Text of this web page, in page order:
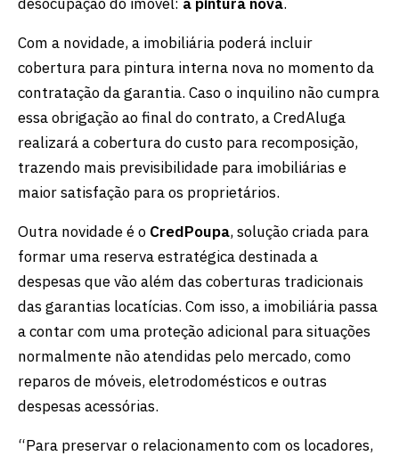
Com a novidade, a imobiliária poderá incluir
cobertura para pintura interna nova no momento da
contratação da garantia. Caso o inquilino não cumpra
essa obrigação ao final do contrato, a CredAluga
realizará a cobertura do custo para recomposição,
trazendo mais previsibilidade para imobiliárias e
maior satisfação para os proprietários.
Outra novidade é o CredPoupa, solução criada para
formar uma reserva estratégica destinada a
despesas que vão além das coberturas tradicionais
das garantias locatícias. Com isso, a imobiliária passa
a contar com uma proteção adicional para situações
normalmente não atendidas pelo mercado, como
reparos de móveis, eletrodomésticos e outras
despesas acessórias.
“Para preservar o relacionamento com os locadores,